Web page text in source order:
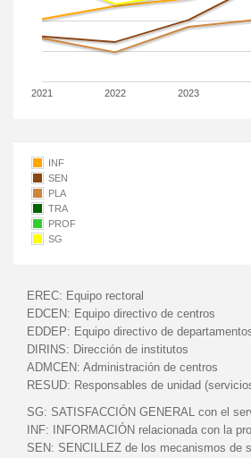
2021 2022 2023
INF
SEN
PLA
TRA
PROF
SG
EREC: Equipo rectoral
EDCEN: Equipo directivo de centros
EDDEP: Equipo directivo de
DIRINS: Dirección de institutos
ADMCEN: Administración de centros
RESUD: Responsables de unidad
SG: SATISFACCIÓN GENERAL con el
INF:
INFORMACIÓN relacionada con la
SEN: SENCILLEZ de los mecanismos de